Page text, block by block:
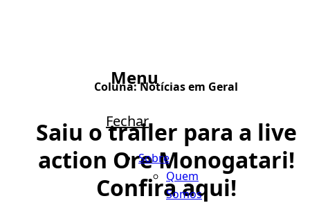
Menu
Fechar
Sobre
Quem
Somos
Coluna:Notícias em Geral
Saiu o trailer para a live
action Ore Monogatari!
Confira aqui!